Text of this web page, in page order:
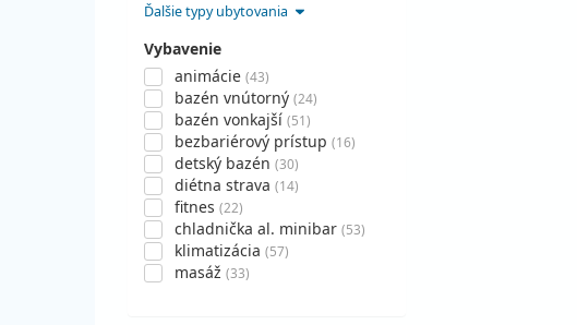
Ďalšie typy ubytovania
Vybavenie
animácie (43)
bazén vnútorný (24)
bazén vonkajší (51)
bezbariérový prístup (16)
detský bazén (30)
diétna strava (14)
fitnes (22)
chladnička al. minibar (53)
klimatizácia (57)
masáž (33)